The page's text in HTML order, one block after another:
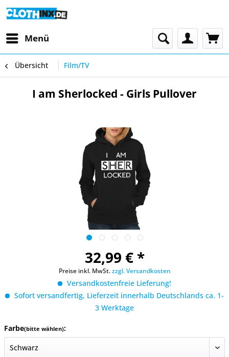
Menü
Übersicht Film/TV
I am Sherlocked - Girls Pullover
32,99 € *
Preise inkl. MwSt.zzgl. Versandkosten
Versandkostenfreie Lieferung!
Sofort versandfertig, Lieferzeit innerhalb Deutschlands ca. 1-
3 Werktage
Farbe(bitte wählen):